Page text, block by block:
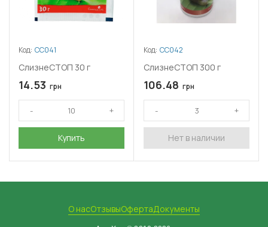
Код: СС041
СлизнеСТОП 30 г
14.53 грн
Купить
Код: СС042
СлизнеСТОП 300 г
106.48 грн
Нет в наличии
О насОтзывыОфертаДокументы